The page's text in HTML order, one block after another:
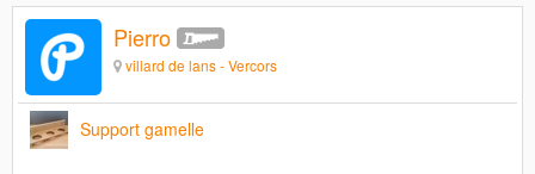
Pierro
villard de lans - Vercors
Support gamelle